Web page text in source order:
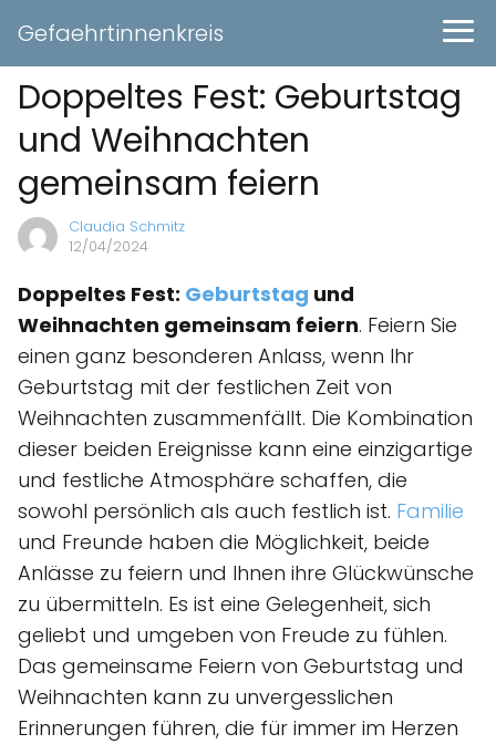
Gefaehrtinnenkreis
Doppeltes Fest: Geburtstag
und Weihnachten
gemeinsam feiern
Claudia Schmitz
12/04/2024
Doppeltes Fest: Geburtstag und
Weihnachten gemeinsam feiern. Feiern Sie
einen ganz besonderen Anlass, wenn Ihr
Geburtstag mit der festlichen Zeit von
Weihnachten zusammenfällt. Die Kombination
dieser beiden Ereignisse kann eine einzigartige
und festliche Atmosphäre schaffen, die
sowohl persönlich als auch festlich ist. Familie
und Freunde haben die Möglichkeit, beide
Anlässe zu feiern und Ihnen ihre Glückwünsche
zu übermitteln. Es ist eine Gelegenheit, sich
geliebt und umgeben von Freude zu fühlen.
Das gemeinsame Feiern von Geburtstag und
Weihnachten kann zu unvergesslichen
Erinnerungen führen, die für immer im Herzen